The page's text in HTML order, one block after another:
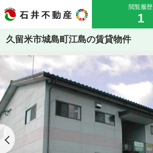
閲覧履歴
1
久留米市城島町江島の賃貸物件